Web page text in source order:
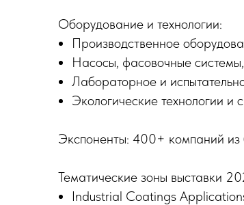
Оборудование и технологии:
Производственное
Насосы, фасовочные
Лабораторное и
Экологические технологии и
Экспоненты: 400+ компаний из
Тематические зоны выставки
Industrial Coatings